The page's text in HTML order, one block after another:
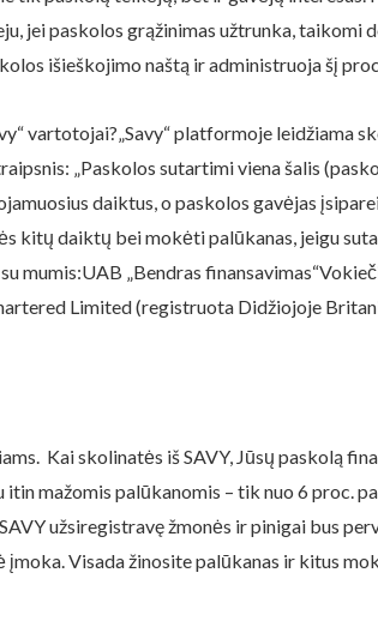
jei paskolos grąžinimas užtrunka,
išieškojimo naštą ir administruoja šį
vartotojai?„Savy“ platformoje
„Paskolos sutartimi viena šalis
daiktus, o paskolos gavėjas
daiktų bei mokėti palūkanas, jeigu
mumis:UAB „Bendras
Limited (registruota Didžiojoje
Kai skolinatės iš SAVY, Jūsų paskolą
mažomis palūkanomis – tik nuo 6 proc.
užsiregistravę žmonės ir pinigai bus
Visada žinosite palūkanas ir kitus